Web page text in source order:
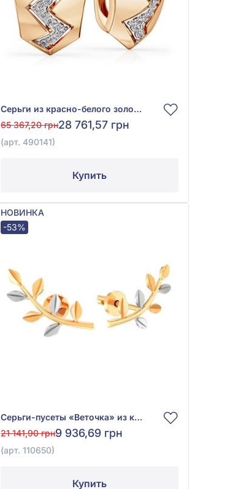
Серьги из красно-белого золота 585° с фианитом, арт. 490141
65 367,20 грн28 761,57 грн
(арт. 490141)
Купить
НОВИНКА
-53%
Серьги-пусеты «Веточка» из красно-белого золота 585°, арт. 110650
21 141,90 грн9 936,69 грн
(арт. 110650)
Купить